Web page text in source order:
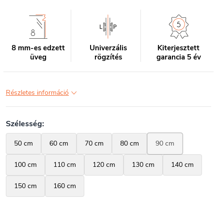
8 mm-es edzett
üveg
Univerzális
rögzítés
Kiterjesztett
garancia 5 év
Részletes információ